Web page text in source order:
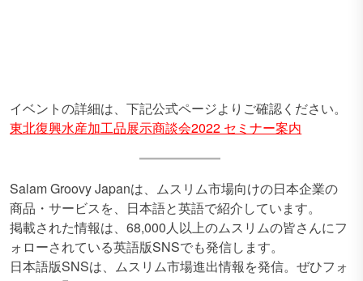
イベントの詳細は、下記公式ページよりご確認ください。
東北復興水産加工品展示商談会2022 セミナー案内
Salam Groovy Japanは、ムスリム市場向けの日本企業の
商品・サービスを、日本語と英語で紹介しています。
掲載された情報は、68,000人以上のムスリムの皆さんにフ
ォローされている英語版SNSでも発信します。
日本語版SNSは、ムスリム市場進出情報を発信。ぜひフォ